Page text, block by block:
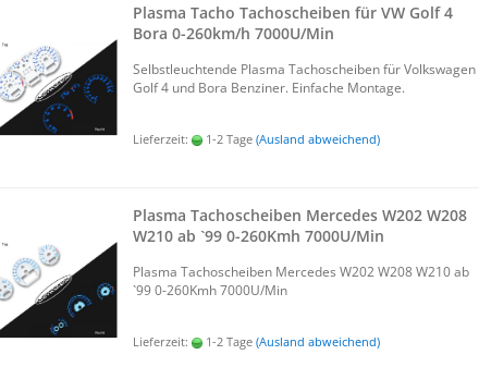
Plas­ma Tacho Ta­cho­schei­ben für VW Golf 4
Bora 0-​260km/h 7000U/Min
Selbst­leuch­ten­de Plas­ma Ta­cho­schei­ben für Volks­wa­gen
Golf 4 und Bora Ben­zi­ner. Ein­fa­che Mon­ta­ge.
Lieferzeit: 1-2 Tage (Ausland abweichend)
Plas­ma Ta­cho­schei­ben Mer­ce­des W202 W208
W210 ab `99 0-​260Kmh 7000U/Min
Plas­ma Ta­cho­schei­ben Mer­ce­des W202 W208 W210 ab
`99 0-​260Kmh 7000U/Min
Lieferzeit: 1-2 Tage (Ausland abweichend)